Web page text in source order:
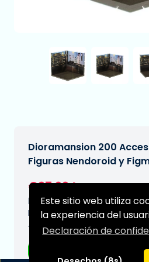
Este sitio web utiliza
la experiencia del
Declaración de
Dioramansion 200
Figuras Nendoroid y
€27,99
Fecha de entrega
N/A
Tipo: